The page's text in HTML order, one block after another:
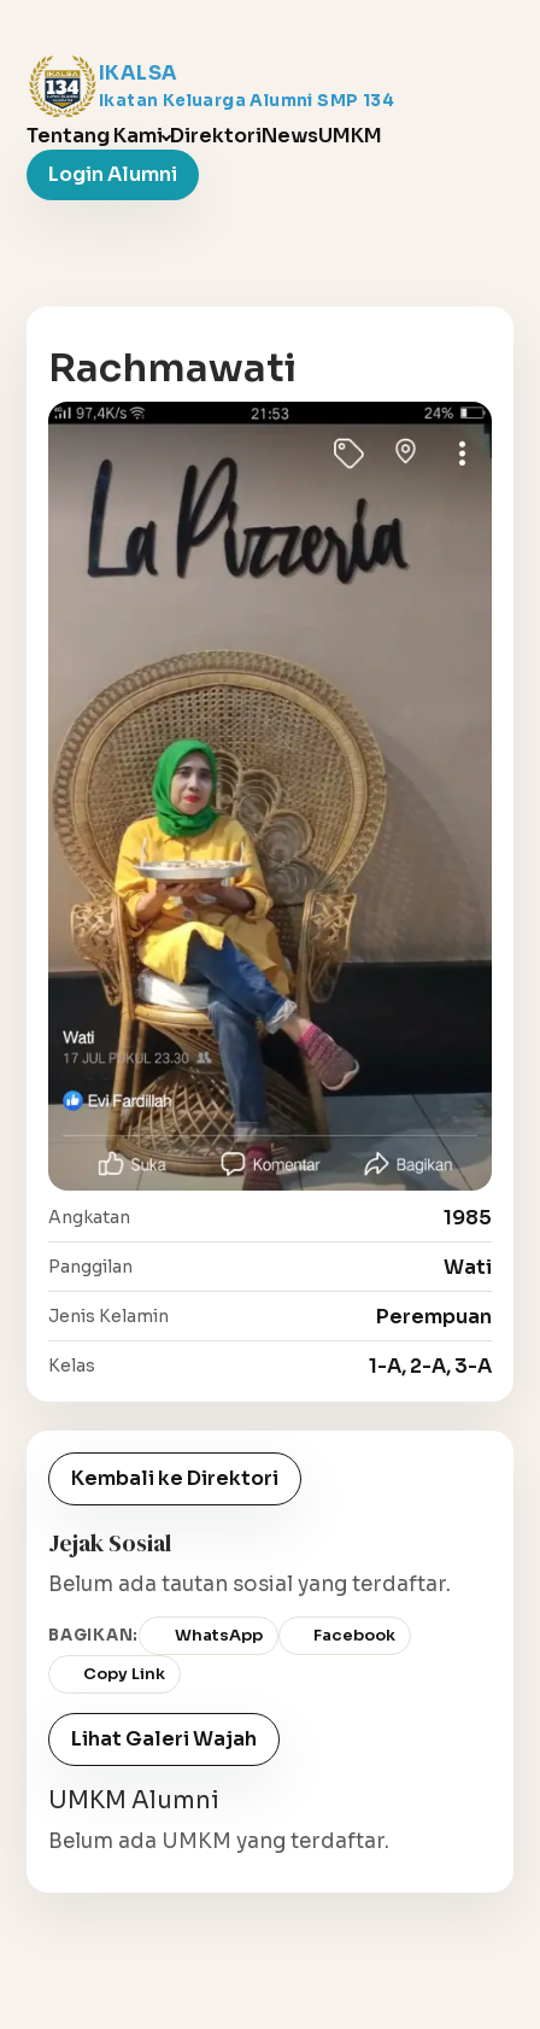
IKALSA
Ikatan Keluarga Alumni SMP 134
Tentang Kami DirektoriNewsUMKM
Login Alumni
Rachmawati
Angkatan 1985
Panggilan Wati
Jenis Kelamin Perempuan
Kelas 1-A, 2-A, 3-A
Kembali ke Direktori
Jejak Sosial
Belum ada tautan sosial yang terdaftar.
BAGIKAN: WhatsApp
Facebook
Copy Link
Lihat Galeri Wajah
UMKM Alumni
Belum ada UMKM yang terdaftar.